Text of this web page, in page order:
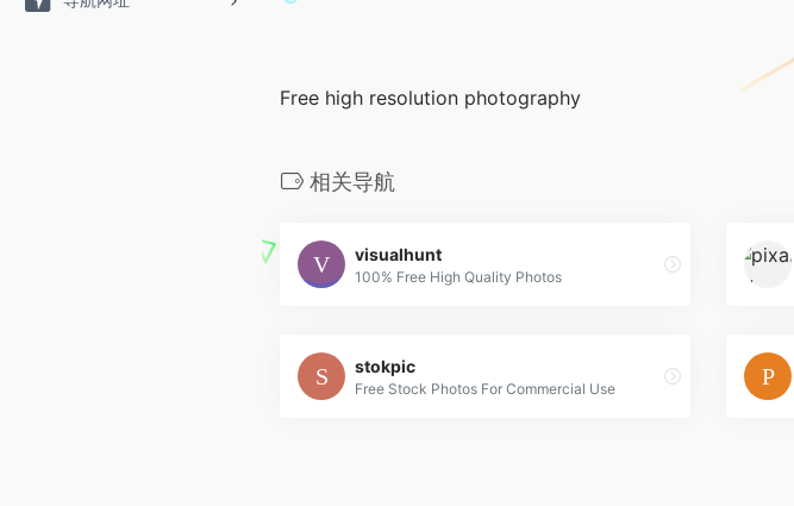
Free high resolution photography
相关导航
visualhunt
100% Free High Quality Photos
stokpic
Free Stock Photos For Commercial Use